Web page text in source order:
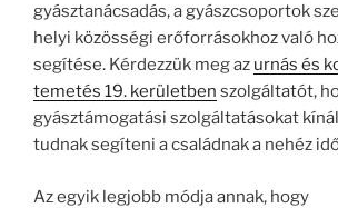
gyásztanácsadás, a gyászcsoportok
helyi közösségi erőforrásokhoz való
segítése. Kérdezzük meg az urnás és
temetés 19. kerületben szolgáltatót,
gyásztámogatási szolgáltatásokat
tudnak segíteni a családnak a nehéz
Az egyik legjobb módja annak, hogy